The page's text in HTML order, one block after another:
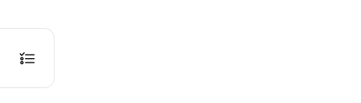
발: 오전 7시~7시 30분 /오전 9시 30분 출발: 오전 8시 30분~9시 /오전 11시 30분 출발: 오전 10